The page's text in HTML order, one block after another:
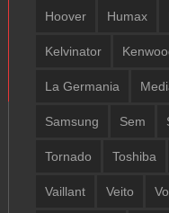
Hoover Humax
Kelvinator
La Germania
Samsung Sem
Tornado Toshiba
Vaillant Veito